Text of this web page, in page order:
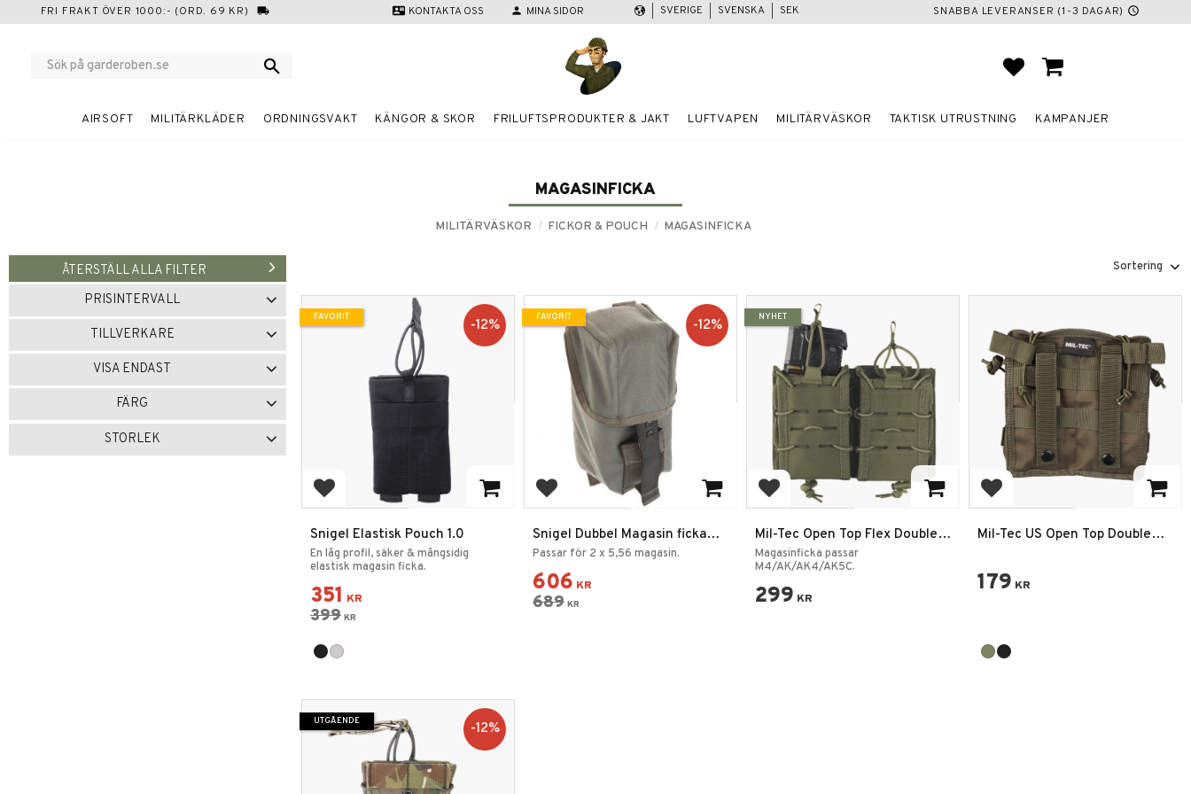
FRI FRAKT ÖVER 1000:- (ORD. 69 KR) local_shipping contact_mail KONTAKTA OSS person MINA SIDOR SNABBA LEVERANSER (1-3 DAGAR) schedule
SVERIGE SVENSKA SEK
FAVORITER
KUNDVAGN
AIRSOFT MILITÄRKLÄDER ORDNINGSVAKT KÄNGOR & SKOR FRILUFTSPRODUKTER & JAKT LUFTVAPEN MILITÄRVÄSKOR TAKTISK UTRUSTNING KAMPANJER
MAGASINFICKA
MILITÄRVÄSKOR FICKOR & POUCH MAGASINFICKA
ÅTERSTÄLL ALLA FILTER
PRISINTERVALL
0 606
TILLVERKARE
MIL-TEC
2 SNIGEL
VISA ENDAST
Finns i lager
FÄRG
Svart
3
Olivgrön
1 Multicam 1
STORLEK
Välj sortering
Lägg till i favoriter
Snigel Elastisk Pouch 1.0
En låg profil, säker & mångsidig
elastisk magasin ficka.
351 KR
399 KR
12%
FAVORIT
Lägg till i favoriter
Snigel Dubbel Magasin ficka
Pouch 5.56 / 7.62 Grå
Passar för 2 x 5,56 magasin.
606 KR
689 KR
12%
FAVORIT
Lägg till i favoriter
Mil-Tec Open Top Flex Double
Magasin Pouch
Magasinficka passar
M4/AK/AK4/AK5C.
299 KR
NYHET
Lägg till i favoriter
Mil-Tec US Open Top Double
179 KR
12%
UTGÅENDE